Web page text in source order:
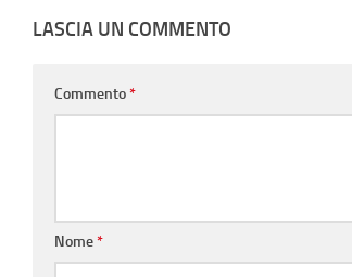
LASCIA UN COMMENTO
Commento*
Nome*